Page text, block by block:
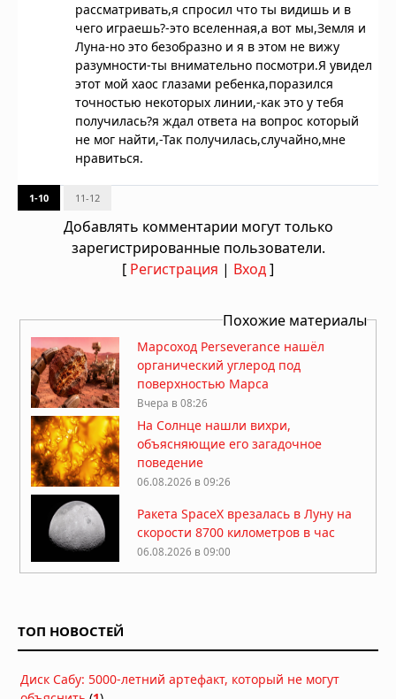
рассматривать,я спросил что ты видишь и в
чего играешь?-это вселенная,а вот мы,Земля и
Луна-но это безобразно и я в этом не вижу
разумности-ты внимательно посмотри.Я увидел
этот мой хаос глазами ребенка,поразился
точностью некоторых линии,-как это у тебя
получилась?я ждал ответа на вопрос который
не мог найти,-Так получилась,случайно,мне
нравиться.
1-10 11-12
Добавлять комментарии могут только
зарегистрированные пользователи.
[ Регистрация | Вход]
Похожие материалы
Марсоход Perseverance нашёл
органический углерод под
поверхностью Марса
Вчера в 08:26
На Солнце нашли вихри,
объясняющие его загадочное
поведение
06.08.2026 в 09:26
Ракета SpaceX врезалась в Луну на
скорости 8700 километров в час
06.08.2026 в 09:00
ответа на главную загадку Красной
ТОП НОВОСТЕЙ
Диск Сабу: 5000-летний артефакт, который не могут